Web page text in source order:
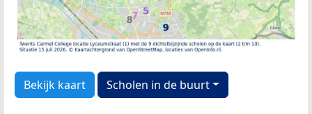
Bekijk kaart Scholen in de buurt